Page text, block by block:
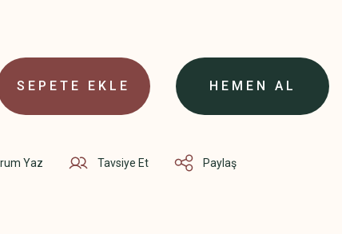
SEPETE EKLE HEMEN AL
Yaz Tavsiye Et Paylaş